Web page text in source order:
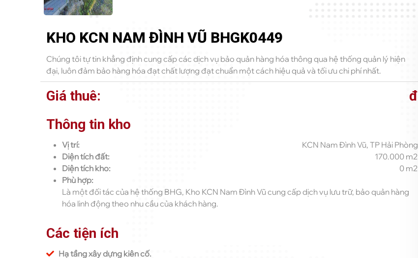
KHO KCN NAM ĐÌNH VŨ BHGK0449
Chúng tôi tự tin khẳng định cung cấp các dịch vụ bảo quản hàng hóa thông qua hệ thống quản lý hiện
đại, luôn đảm bảo hàng hóa đạt chất lượng đạt chuẩn một cách hiệu quả và tối ưu chi phí nhất.
Giá thuê:
đ
Thông tin kho
Vị trí:
KCN Nam Đình Vũ, TP Hải Phòng
Diện tích đất:
170.000 m2
Diện tích kho:
0 m2
Phù hợp:
Là một đối tác của hệ thống BHG, Kho KCN Nam Đình Vũ cung cấp dịch vụ lưu trữ, bảo quản hàng
hóa linh động theo nhu cầu của khách hàng.
Các tiện ích
Hạ tầng xây dựng kiên cố.